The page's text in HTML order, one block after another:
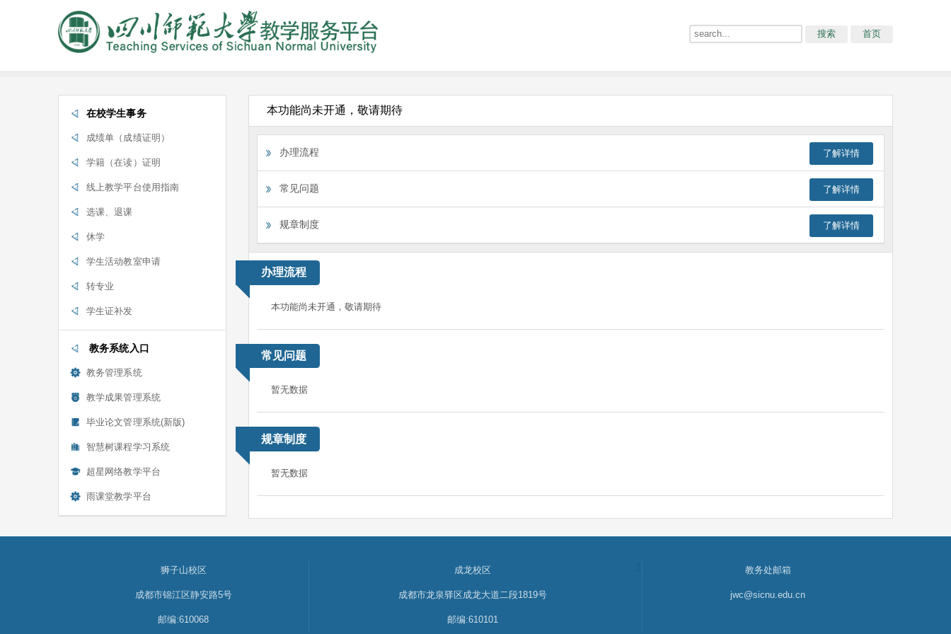
搜索 首页
在校学生事务
成绩单（成绩证明）
学籍（在读）证明
线上教学平台使用指南
选课、退课
休学
学生活动教室申请
转专业
学生证补发
教务系统入口
教务管理系统
教学成果管理系统
毕业论文管理系统(新版)
智慧树课程学习系统
超星网络教学平台
雨课堂教学平台
本功能尚未开通，敬请期待
了解详情
办理流程
了解详情
常见问题
了解详情
规章制度
办理流程
本功能尚未开通，敬请期待
常见问题
暂无数据
规章制度
暂无数据
狮子山校区
成都市锦江区静安路5号
邮编:610068
教务处邮箱
jwc@sicnu.edu.cn
成龙校区
成都市龙泉驿区成龙大道二段1819号
邮编:610101